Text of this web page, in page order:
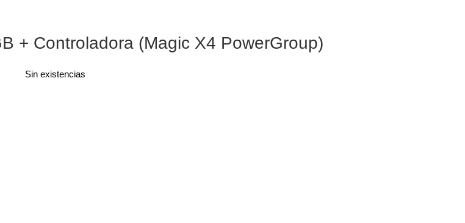
+ Controladora (Magic X4 PowerGroup)
Sin existencias